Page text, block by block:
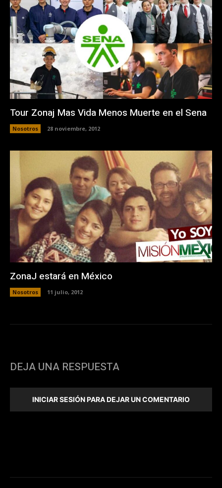
Tour Zonaj Mas Vida Menos Muerte en el Sena
Nosotros 28 noviembre, 2012
ZonaJ estará en México
Nosotros 11 julio, 2012
DEJA UNA RESPUESTA
INICIAR SESIÓN PARA DEJAR UN COMENTARIO